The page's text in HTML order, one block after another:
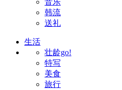
音乐
韩流
送礼
生活
壮龄go!
特写
美食
旅行